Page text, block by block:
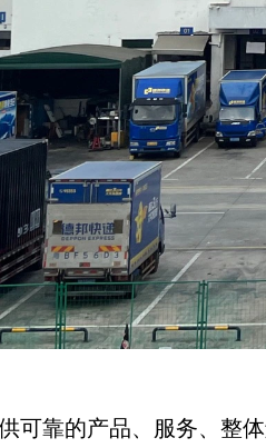
可靠的产品、服务、整